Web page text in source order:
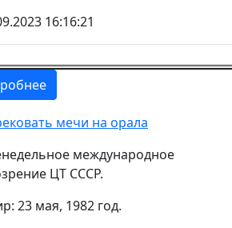
16:16:21
мечи на орала
международное
ЦТ СССР.
23 мая, 1982 год.